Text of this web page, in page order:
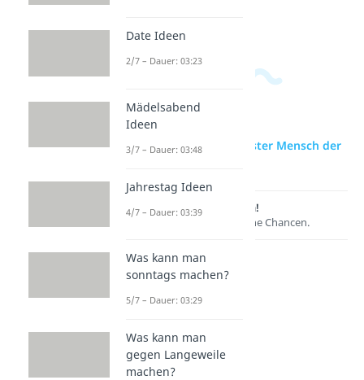
zur Videoseite: Schlauster Mensch der
Lernen lohnt sich!
Entdecke hier deine Chancen.
Date Ideen
2/7 – Dauer: 03:23
Mädelsabend
Ideen
3/7 – Dauer: 03:48
Jahrestag Ideen
4/7 – Dauer: 03:39
Was kann man
sonntags machen?
5/7 – Dauer: 03:29
Was kann man
gegen Langeweile
machen?